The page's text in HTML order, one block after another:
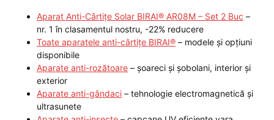
Aparat Anti-Cârtițe Solar BIRAI® AR08M – Set 2 Buc –
nr. 1 în clasamentul nostru, -22% reducere
Toate aparatele anti-cârtițe BIRAI® – modele și opțiuni
disponibile
Aparate anti-rozătoare – șoareci și șobolani, interior și
exterior
Aparate anti-gândaci – tehnologie electromagnetică și
ultrasunete